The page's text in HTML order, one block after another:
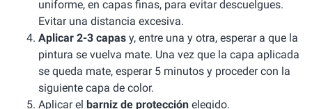
uniforme, en capas finas, para evitar descuelgues.
Evitar una distancia excesiva.
Aplicar 2-3 capas y, entre una y otra, esperar a que la
pintura se vuelva mate. Una vez que la capa aplicada
se queda mate, esperar 5 minutos y proceder con la
siguiente capa de color.
Aplicar el barniz de protección elegido.